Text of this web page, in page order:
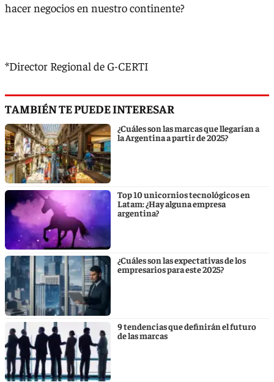
hacer negocios en nuestro continente?
*Director Regional de G-CERTI
TAMBIÉN TE PUEDE INTERESAR
¿Cuáles son las marcas que llegarían a
la Argentina a partir de 2025?
Top 10 unicornios tecnológicos en
Latam: ¿Hay alguna empresa
argentina?
¿Cuáles son las expectativas de los
empresarios para este 2025?
9 tendencias que definirán el futuro
de las marcas